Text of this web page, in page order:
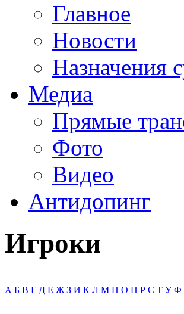
Главное
Новости
Назначения
Медиа
Прямые
Фото
Видео
Антидопинг
Игроки
А Б В Г Д Е Ж З И К Л М Н О П Р С Т У Ф